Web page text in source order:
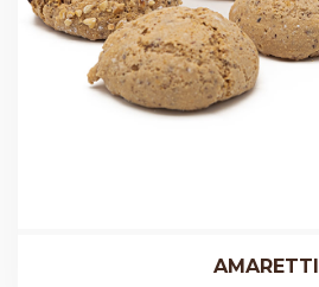
AMARETTI